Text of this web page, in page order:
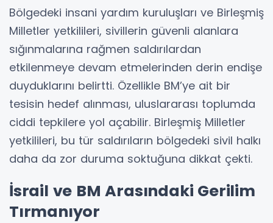
Bölgedeki insani yardım kuruluşları ve Birleşmiş
Milletler yetkilileri, sivillerin güvenli alanlara
sığınmalarına rağmen saldırılardan
etkilenmeye devam etmelerinden derin endişe
duyduklarını belirtti. Özellikle BM’ye ait bir
tesisin hedef alınması, uluslararası toplumda
ciddi tepkilere yol açabilir. Birleşmiş Milletler
yetkilileri, bu tür saldırıların bölgedeki sivil halkı
daha da zor duruma soktuğuna dikkat çekti.
İsrail ve BM Arasındaki Gerilim
Tırmanıyor